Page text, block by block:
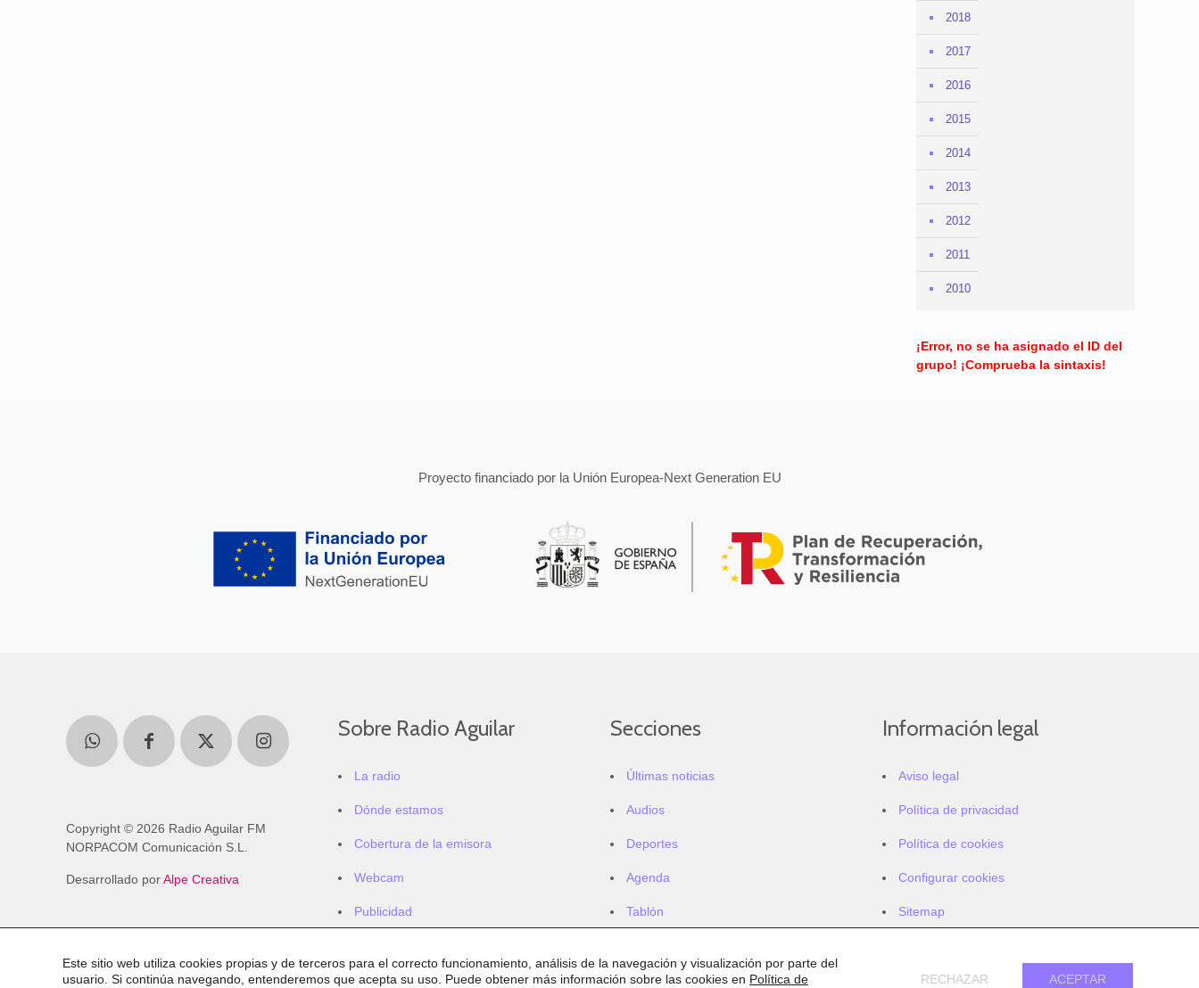
2018
2017
2016
2015
2014
2013
2012
2011
2010
¡Error, no se ha asignado el ID del
grupo! ¡Comprueba la sintaxis!
Proyecto financiado por la Unión Europea-Next Generation EU
Copyright © 2026 Radio Aguilar FM
NORPACOM Comunicación S.L.
Desarrollado porAlpe Creativa
Sobre Radio Aguilar
La radio
Dónde estamos
Cobertura de la emisora
Webcam
Publicidad
Secciones
Últimas noticias
Audios
Deportes
Agenda
Tablón
Información legal
Aviso legal
Política de privacidad
Política de cookies
Configurar cookies
Sitemap
Este sitio web utiliza cookies propias y de terceros para el correcto funcionamiento, análisis de la navegación y visualización por parte del
usuario. Si continúa navegando, entenderemos que acepta su uso. Puede obtener más información sobre las cookies en Política de ACEPTAR
RECHAZAR